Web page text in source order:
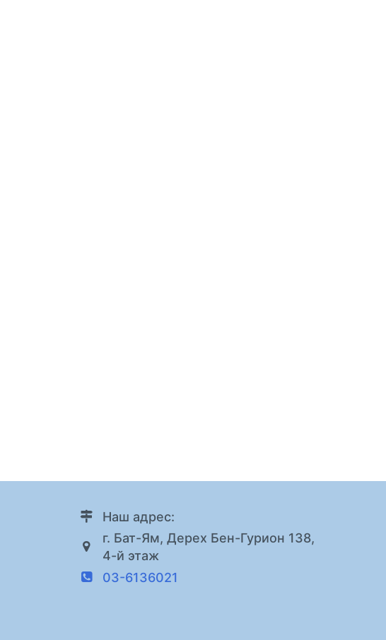
Наш адрес:
г. Бат-Ям, Дерех Бен-Гурион 138,
4-й этаж
03-6136021